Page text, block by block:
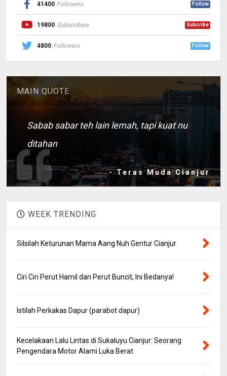
41400 Followers Follow
19800 Subscribers Subcribe
4800 Followers Follow
MAIN QUOTE
Sabab sabar teh lain lemah, tapi kuat nu
ditahan
- Teras Muda Cianjur
WEEK TRENDING
Silsilah Keturunan Mama Aang Nuh Gentur Cianjur
Ciri Ciri Perut Hamil dan Perut Buncit, Ini Bedanya!
Istilah Perkakas Dapur (parabot dapur)
Kecelakaan Lalu Lintas di Sukaluyu Cianjur: Seorang
Pengendara Motor Alami Luka Berat